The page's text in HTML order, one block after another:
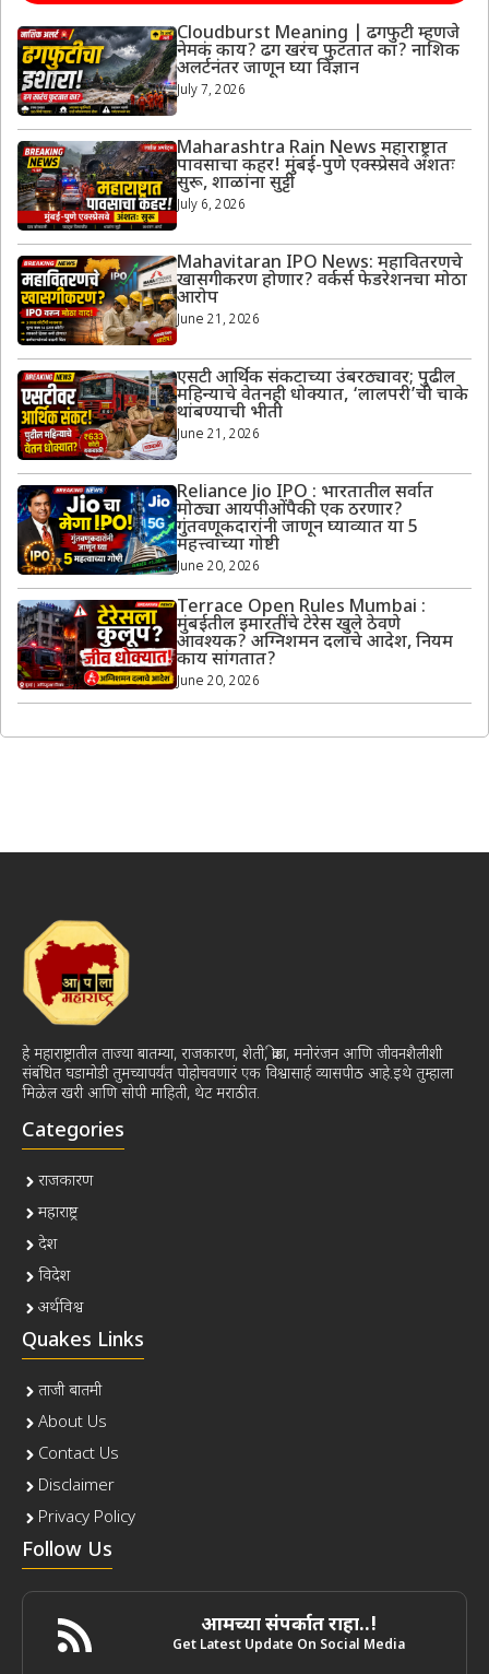
Cloudburst Meaning | ढगफुटी म्हणजे
नेमकं काय? ढग खरंच फुटतात का? नाशिक
अलर्टनंतर जाणून घ्या विज्ञान
July 7, 2026
Maharashtra Rain News महाराष्ट्रात
पावसाचा कहर! मुंबई-पुणे एक्स्प्रेसवे अंशतः
सुरू, शाळांना सुट्टी
July 6, 2026
Mahavitaran IPO News: महावितरणचे
खासगीकरण होणार? वर्कर्स फेडरेशनचा मोठा
आरोप
June 21, 2026
एसटी आर्थिक संकटाच्या उंबरठ्यावर; पुढील
महिन्याचे वेतनही धोक्यात, ‘लालपरी’ची चाके
थांबण्याची भीती
June 21, 2026
Reliance Jio IPO : भारतातील सर्वात
मोठ्या आयपीओंपैकी एक ठरणार?
गुंतवणूकदारांनी जाणून घ्याव्यात या 5
महत्त्वाच्या गोष्टी
June 20, 2026
Terrace Open Rules Mumbai :
मुंबईतील इमारतींचे टेरेस खुले ठेवणे
आवश्यक? अग्निशमन दलाचे आदेश, नियम
काय सांगतात?
June 20, 2026
हे महाराष्ट्रातील ताज्या बातम्या, राजकारण, शेती, क्रीडा, मनोरंजन आणि जीवनशैलीशी
संबंधित घडामोडी तुमच्यापर्यंत पोहोचवणारं एक विश्वासार्ह व्यासपीठ आहे.इथे तुम्हाला
मिळेल खरी आणि सोपी माहिती, थेट मराठीत.
Categories
राजकारण
महाराष्ट्र
देश
विदेश
अर्थविश्व
Quakes Links
ताजी बातमी
About Us
Contact Us
Disclaimer
Privacy Policy
Follow Us
आमच्या संपर्कात राहा..!
Get Latest Update On Social Media